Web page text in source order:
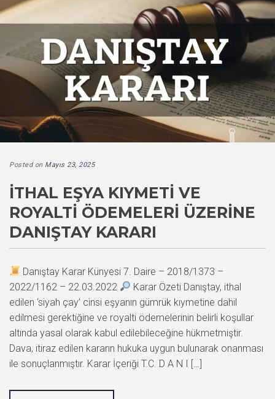
Posted on Mayıs 23, 2025
İTHAL EŞYA KIYMETI VE
ROYALTI ÖDEMELERI ÜZERINE
DANIŞTAY KARARI
Danıştay Karar Künyesi 7. Daire – 2018/1373 –
2022/1162 – 22.03.2022
Karar Özeti Danıştay, ithal
edilen ‘siyah çay’ cinsi eşyanın gümrük kıymetine dahil
edilmesi gerektiğine ve royalti ödemelerinin belirli koşullar
altında yasal olarak kabul edilebileceğine hükmetmiştir.
Dava, itiraz edilen kararın hukuka uygun bulunarak onanması
ile sonuçlanmıştır. Karar İçeriği T.C. D A N I […]